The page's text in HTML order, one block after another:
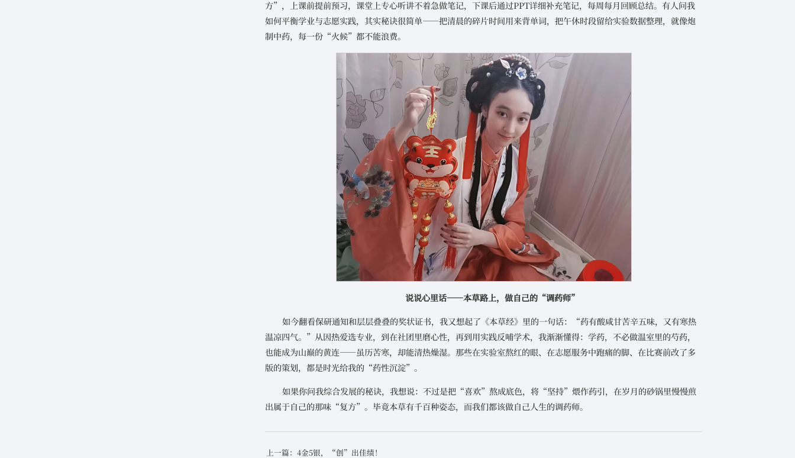
方”，上课前提前预习，课堂上专心听讲不着急做笔记，下课后通过PPT详细补充笔记，每周每月回顾总结。有人问我
如何平衡学业与志愿实践，其实秘诀很简单——把清晨的碎片时间用来背单词，把午休时段留给实验数据整理，就像炮
制中药，每一份“火候”都不能浪费。
说说心里话——本草路上，做自己的“调药师”
如今翻看保研通知和层层叠叠的奖状证书，我又想起了《本草经》里的一句话：“药有酸咸甘苦辛五味，又有寒热
温凉四气。”从因热爱选专业，到在社团里磨心性，再到用实践反哺学术，我渐渐懂得：学药，不必做温室里的芍药，
也能成为山巅的黄连——虽历苦寒，却能清热燥湿。那些在实验室熬红的眼、在志愿服务中跑痛的脚、在比赛前改了多
版的策划，都是时光给我的“药性沉淀”。
如果你问我综合发展的秘诀，我想说：不过是把“喜欢”熬成底色，将“坚持”煨作药引，在岁月的砂锅里慢慢煎
出属于自己的那味“复方”。毕竟本草有千百种姿态，而我们都该做自己人生的调药师。
上一篇：4金5银，“创”出佳绩！